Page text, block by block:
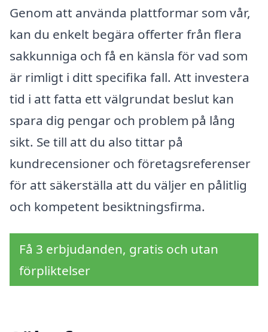
Genom att använda plattformar som vår,
kan du enkelt begära offerter från flera
sakkunniga och få en känsla för vad som
är rimligt i ditt specifika fall. Att investera
tid i att fatta ett välgrundat beslut kan
spara dig pengar och problem på lång
sikt. Se till att du also tittar på
kundrecensioner och företagsreferenser
för att säkerställa att du väljer en pålitlig
och kompetent besiktningsfirma.
Få 3 erbjudanden, gratis och utan
förpliktelser